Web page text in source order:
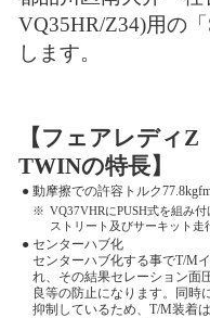
VQ35HR/Z34)用の
します。
【フェアレディZ
TWINの特長】
● 動摩擦での許容トルク
※ VQ37VHRにPUSH式を組み
ストリート及びサーキット
● センターハブ化
センターハブ化する事でT/M
れ、その結果セレーション面
良等の防止になります。同時
抑制しているため、T/M装着